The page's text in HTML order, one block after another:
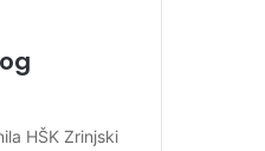
HŠK Zrinjski